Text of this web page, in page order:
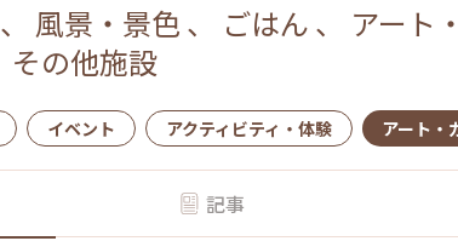
、 風景・景色 、 ごはん 、 アート
その他施設
イベント アクティビティ・体験 アート・
記事